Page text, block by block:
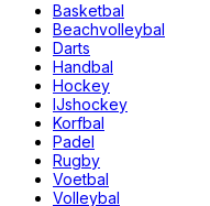
Basketbal
Beachvolleybal
Darts
Handbal
Hockey
IJshockey
Korfbal
Padel
Rugby
Voetbal
Volleybal